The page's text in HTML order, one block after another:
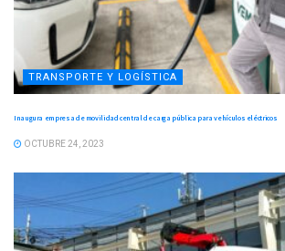
TRANSPORTE Y LOGÍSTICA
Inaugura empresa de movilidad central de carga pública para vehículos eléctricos
OCTUBRE 24, 2023